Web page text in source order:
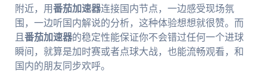
附近，用番茄加速器连接国内节点，一边感受现场氛
围，一边听国内解说的分析，这种体验想想就很赞。而
且 番茄加速器的稳定性能保证你不会错过任何一个进球
瞬间，就算是加时赛或者点球大战，也能流畅观看，和
国内的朋友同步欢呼。